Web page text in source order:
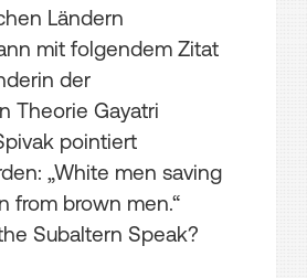
Ländern
mit folgendem Zitat
der
Theorie Gayatri
pointiert
„White men saving
from brown men.“
Subaltern Speak?